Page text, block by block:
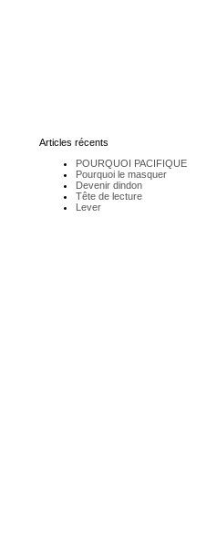
Articles récents
POURQUOI PACIFIQUE
Pourquoi le masquer
Devenir dindon
Tête de lecture
Lever